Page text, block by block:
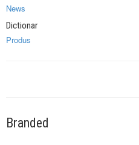
News
Dictionar
Produs
Branded